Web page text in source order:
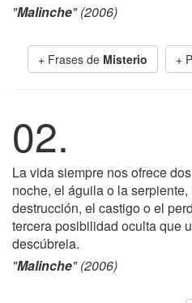
"Malinche" (2006)
+ Frases de Misterio +
02.
La vida siempre nos ofrece
noche, el águila o la
destrucción, el castigo o el
tercera posibilidad oculta que
descúbrela.
"Malinche" (2006)